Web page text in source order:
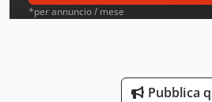
Ams
*per annuncio / mese
Pubblica